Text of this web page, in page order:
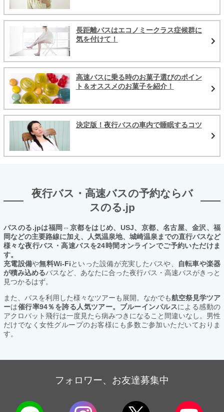
長距離バスはエコノミークラス症候群に
気を付けて！
高速バスに乗る時のお菓子選びのポイン
ト＆オススメのお菓子を紹介！
決定版！夜行バスの車内で睡眠するコツ
夜行バス・高速バスの予約ならバ
スのる.jp
バスのる.jpは福岡⇔京都をはじめ、USJ、京都、名古屋、金沢、福
岡などの主要路線に加え、人気温泉地、城崎温泉までの直行バスなど
様々な夜行バス・高速バスを24時間オンラインでご予約いただけま
す。
充電設備や無料Wi-Fiといった設備が充実したバスや、
自転車や楽器
が積み込めるバスなど、あなたに合った夜行バス・高速バスがきっと
見つかるはず。
また、バスを利用した様々なツアーも展開。なかでも航空祭見学ツア
ーは催行率94％を誇る人気ツアー。ブルーインパルスによる感動の
アクロバット飛行は一度見たら病みつきになること間違いなし。男性
だけでなく女性グループのお客様にも多数ご参加いただいておりま
す。
フォロワー、お友達募集中